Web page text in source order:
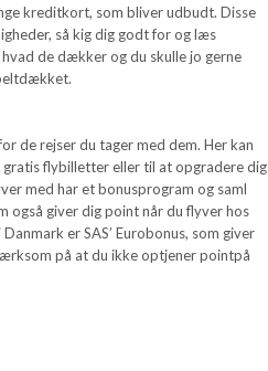
kreditkort, som bliver udbudt. Disse
så kig dig godt for og læs
de dækker og du skulle jo gerne
de rejser du tager med dem. Her kan
flybilletter eller til at opgradere dig
med har et bonusprogram og saml
også giver dig point når du flyver hos
er SAS’ Eurobonus, som giver
på at du ikke optjener pointpå